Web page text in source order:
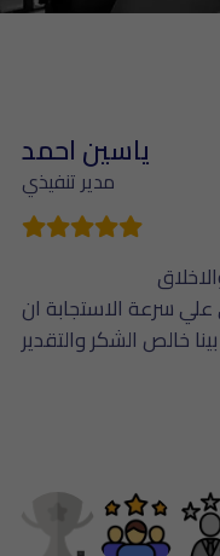
ياسين احمد
مدير تنفيذي
علي سرعة الاستجابة ان